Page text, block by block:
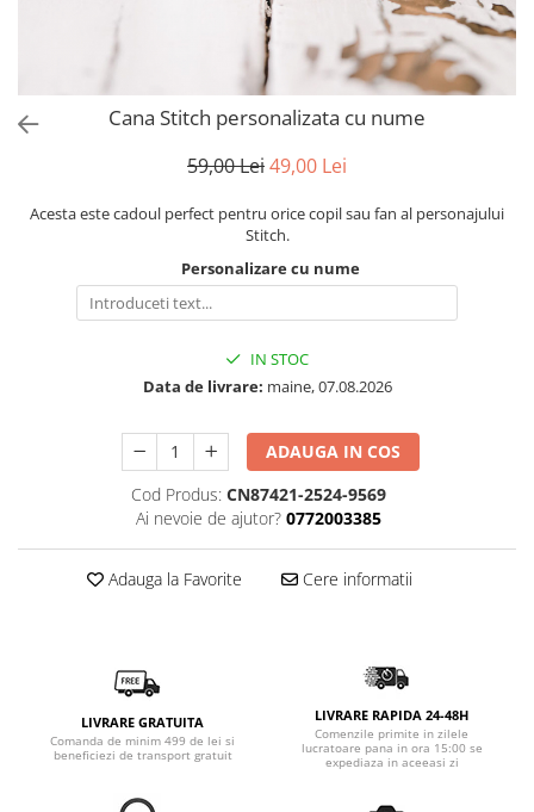
Tablite, Litere si Cifre
Cana Stitch personalizata cu nume
59,00 Lei49,00 Lei
Acesta este cadoul perfect pentru orice copil sau fan al personajului
Stitch.
Personalizare cu nume
IN STOC
Data de livrare: maine, 07.08.2026
ADAUGA IN COS
Cod Produs: CN87421-2524-9569
Ai nevoie de ajutor? 0772003385
Adauga la Favorite Cere informatii
LIVRARE GRATUITA
Comanda de minim 499 de lei si
beneficiezi de transport gratuit
LIVRARE RAPIDA 24-48H
Comenzile primite in zilele
lucratoare pana in ora 15:00 se
expediaza in aceeasi zi